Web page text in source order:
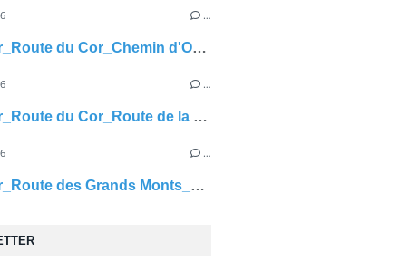
…
carrefour_Route du Cor_Chemin d'Orrouy
…
carrefour_Route du Cor_Route de la Mare à Colas
…
carrefour_Route des Grands Monts_Chemin d'Orrouy